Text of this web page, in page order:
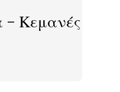
– Κεμανές